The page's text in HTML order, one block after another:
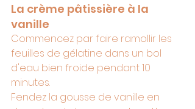
La crème pâtissière à la
vanille
Commencez par faire ramollir les
feuilles de gélatine dans un bol
d'eau bien froide pendant 10
minutes.
Fendez la gousse de vanille en